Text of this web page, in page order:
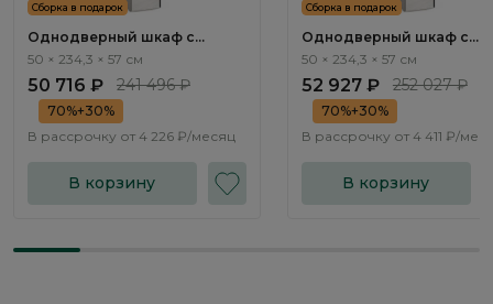
Сборка в подарок
Однодверный шкаф с
зеркалом Арта / Arta AR1113.0
50 × 234,3 × 57 см
50 716 ₽ 241 496 ₽
70%+30%
В рассрочку от 4 226 ₽/месяц
В корзину
Сборка в подарок
Однодверный шкаф с
зеркалом Арта / Arta
50 × 234,3 × 57 см
52 927 ₽ 252 027 ₽
70%+30%
В рассрочку от 4 411 ₽/
В корзину